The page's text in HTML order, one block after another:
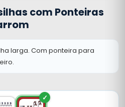
com Ponteiras
larga. Com ponteira para